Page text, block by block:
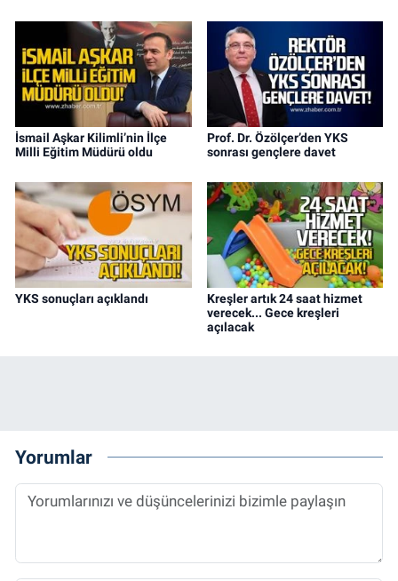
İsmail Aşkar Kilimli’nin İlçe
Milli Eğitim Müdürü oldu
Prof. Dr. Özölçer’den YKS
sonrası gençlere davet
YKS sonuçları açıklandı
Kreşler artık 24 saat hizmet
verecek... Gece kreşleri
açılacak
Yorumlar